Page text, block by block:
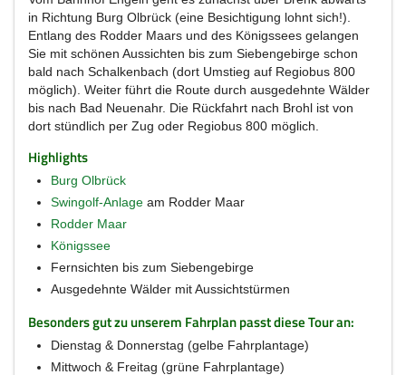
in Richtung Burg Olbrück (eine Besichtigung lohnt sich!).
Entlang des Rodder Maars und des Königssees gelangen
Sie mit schönen Aussichten bis zum Siebengebirge schon
bald nach Schalkenbach (dort Umstieg auf Regiobus 800
möglich). Weiter führt die Route durch ausgedehnte Wälder
bis nach Bad Neuenahr. Die Rückfahrt nach Brohl ist von
dort stündlich per Zug oder Regiobus 800 möglich.
Highlights
Burg Olbrück
Swingolf-Anlage am Rodder Maar
Rodder Maar
Königssee
Fernsichten bis zum Siebengebirge
Ausgedehnte Wälder mit Aussichtstürmen
Besonders gut zu unserem Fahrplan passt diese Tour an:
Dienstag & Donnerstag (gelbe Fahrplantage)
Mittwoch & Freitag (grüne Fahrplantage)